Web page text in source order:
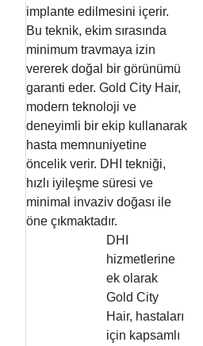
implante edilmesini içerir.
Bu teknik, ekim sırasında
minimum travmaya izin
vererek doğal bir görünümü
garanti eder. Gold City Hair,
modern teknoloji ve
deneyimli bir ekip kullanarak
hasta memnuniyetine
öncelik verir. DHI tekniği,
hızlı iyileşme süresi ve
minimal invaziv doğası ile
öne çıkmaktadır.
DHI
hizmetlerine
ek olarak
Gold City
Hair, hastaları
için kapsamlı